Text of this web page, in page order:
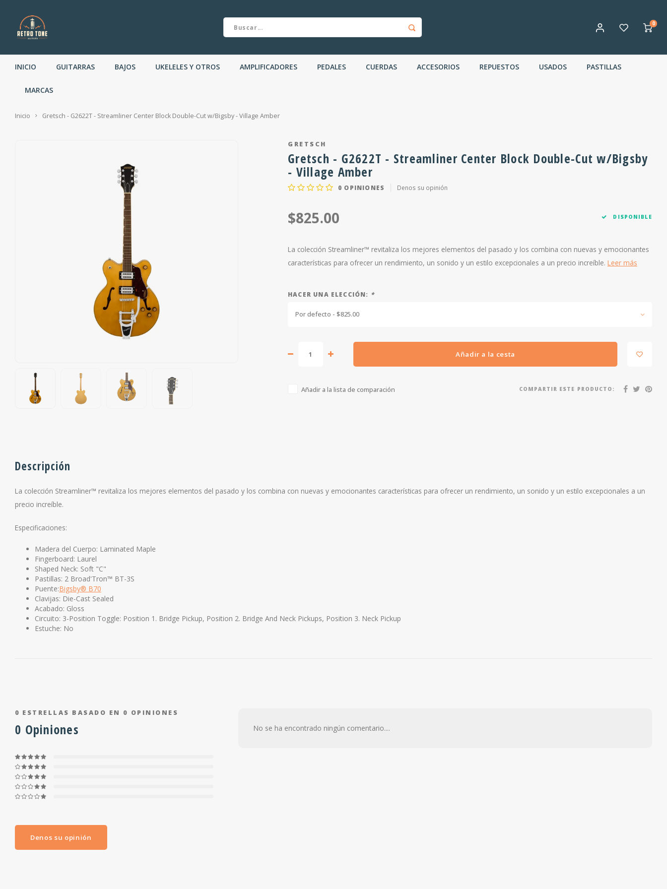
0
INICIO GUITARRAS BAJOS UKELELES Y OTROS AMPLIFICADORES PEDALES CUERDAS ACCESORIOS REPUESTOS USADOS PASTILLAS
MARCAS
Inicio Gretsch - G2622T - Streamliner Center Block Double-Cut w/Bigsby - Village Amber
GRETSCH
Gretsch - G2622T - Streamliner Center Block Double-Cut w/Bigsby
- Village Amber
0 OPINIONES Denos su opinión
$825.00 DISPONIBLE
La colección Streamliner™ revitaliza los mejores elementos del pasado y los combina con nuevas y emocionantes
características para ofrecer un rendimiento, un sonido y un estilo excepcionales a un precio increíble. Leer más
HACER UNA ELECCIÓN: *
Por defecto - $825.00
Añadir a la cesta
Añadir a la lista de comparación COMPARTIR ESTE PRODUCTO:
Descripción
La colección Streamliner™ revitaliza los mejores elementos del pasado y los combina con nuevas y emocionantes características para ofrecer un rendimiento, un sonido y un estilo excepcionales a un
precio increíble.
Especificaciones:
Madera del Cuerpo: Laminated Maple
Fingerboard: Laurel
Shaped Neck: Soft "C"
Pastillas: 2 Broad'Tron™ BT-3S
Puente:Bigsby® B70
Clavijas: Die-Cast Sealed
Acabado: Gloss
Circuito: 3-Position Toggle: Position 1. Bridge Pickup, Position 2. Bridge And Neck Pickups, Position 3. Neck Pickup
Estuche: No
0 ESTRELLAS BASADO EN 0 OPINIONES
0 Opiniones
Denos su opinión
No se ha encontrado ningún comentario....